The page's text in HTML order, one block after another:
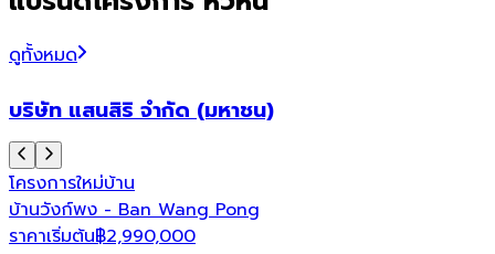
ดูทั้งหมด
บริษัท แสนสิริ จำกัด (มหาชน)
โครงการใหม่บ้าน
บ้านวังก์พง - Ban Wang Pong
ราคาเริ่มต้น฿2,990,000